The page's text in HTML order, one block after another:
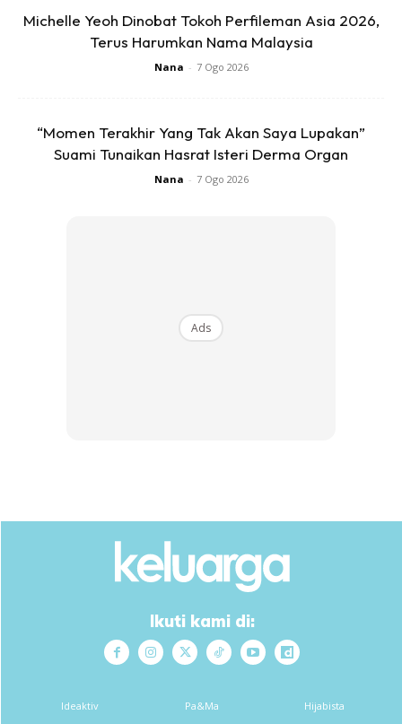
Kalau boleh biar minyaknya banyak supaya ikan masak
sekata. Dah agak garing, angkat dan toskan. Boleh mula
3. Untuk kuah, panaskan minyak, tumis bawang besar,
bawang putih dan cili yang telah dihiris.
Michelle Yeoh Dinobat Tokoh Perfileman Asia 2026,
Terus Harumkan Nama Malaysia
Nana - 7 Ogo 2026
“Momen Terakhir Yang Tak Akan Saya Lupakan”
Suami Tunaikan Hasrat Isteri Derma Organ
Nana - 7 Ogo 2026
Ads
Ikuti kami di:
Ideaktiv Pa&Ma Hijabista